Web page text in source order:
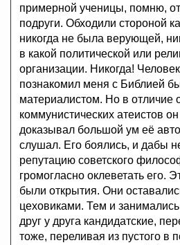
примерной ученицы, помню,
подруги. Обходили стороной
никогда не была верующей,
в какой политической или
организации. Никогда!
познакомил меня с Библией
материалистом. Но в отличие
коммунистических атеистов
доказывал большой ум её
слушал. Его боялись, и дабы
репутацию советского
громогласно оклеветать его.
были открытия. Они
цеховиками. Тем и
друг у друга кандидатские,
тоже, переливая из пустого в